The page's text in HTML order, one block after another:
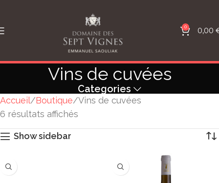
0 0,00
Vins de cuvées
Categories
Accueil Boutique Vins de cuvées
6 résultats affichés
Show sidebar